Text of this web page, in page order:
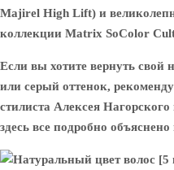
Majirel High Lift) и
коллекции Matrix SoColor
Если вы хотите вернуть
или серый оттенок,
стилиста Алексея
здесь все подробно